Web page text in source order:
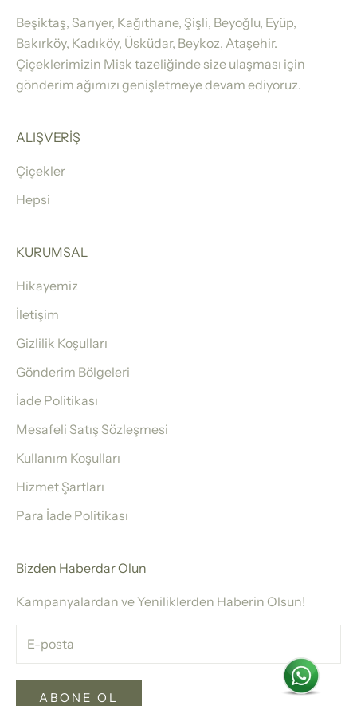
Beşiktaş, Sarıyer, Kağıthane, Şişli, Beyoğlu, Eyüp,
Bakırköy, Kadıköy, Üsküdar, Beykoz, Ataşehir.
Çiçeklerimizin Misk tazeliğinde size ulaşması için
gönderim ağımızı genişletmeye devam ediyoruz.
ALIŞVERİŞ
Çiçekler
Hepsi
KURUMSAL
Hikayemiz
İletişim
Gizlilik Koşulları
Gönderim Bölgeleri
İade Politikası
Mesafeli Satış Sözleşmesi
Kullanım Koşulları
Hizmet Şartları
Para İade Politikası
Bizden Haberdar Olun
Kampanyalardan ve Yeniliklerden Haberin Olsun!
ABONE OL